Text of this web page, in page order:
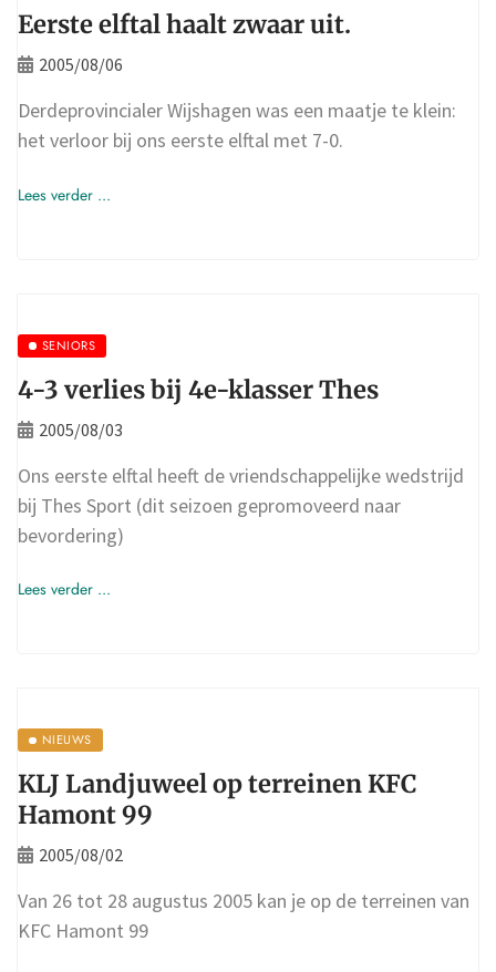
Eerste elftal haalt zwaar uit.
2005/08/06
Derdeprovincialer Wijshagen was een maatje te klein:
het verloor bij ons eerste elftal met 7-0.
Lees verder ...
SENIORS
4-3 verlies bij 4e-klasser Thes
2005/08/03
Ons eerste elftal heeft de vriendschappelijke wedstrijd
bij Thes Sport (dit seizoen gepromoveerd naar
bevordering)
Lees verder ...
NIEUWS
KLJ Landjuweel op terreinen KFC
Hamont 99
2005/08/02
Van 26 tot 28 augustus 2005 kan je op de terreinen van
KFC Hamont 99